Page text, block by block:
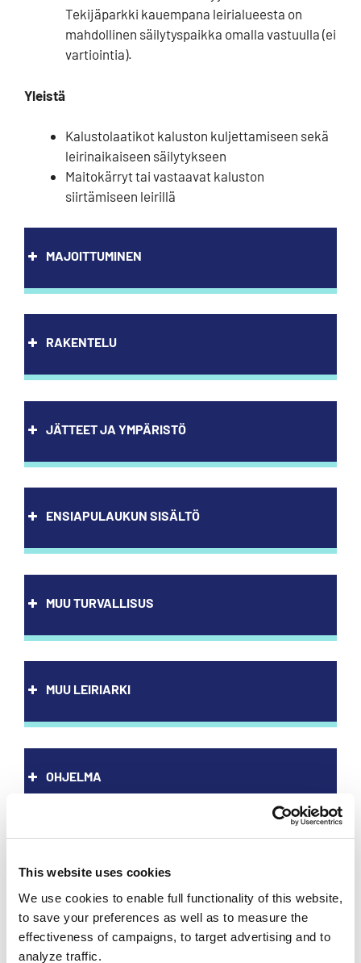
This website uses cookies
We use cookies to enable full functionality of this website,
to save your preferences as well as to measure the
effectiveness of campaigns, to target advertising and to
analyze traffic.
Tekijäparkki kauempana leirialueesta on
mahdollinen säilytyspaikka omalla vastuulla (ei
vartiointia).
Yleistä
Kalustolaatikot kaluston kuljettamiseen sekä
leirinaikaiseen säilytykseen
Maitokärryt tai vastaavat kaluston
siirtämiseen leirillä
MAJOITTUMINEN
RAKENTELU
JÄTTEET JA YMPÄRISTÖ
ENSIAPULAUKUN SISÄLTÖ
MUU TURVALLISUS
Sammuttimen teholuokka on oltava
Sammutin on oltava helposti saatavilla
ja sijaintipaikka on pääsääntöisesti
Käsisammuttimen sijainti tulee olla
selkeästi opastettu
MUU LEIRIARKI
OHJELMA
Vanhempainiltamateriaali
huoltajissa erilaisia kysymyksiä. Näitä varten alaleirit-
organisaatiossa on koostettu
vanhempainiltamateriaalia.